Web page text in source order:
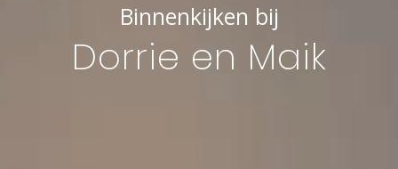
Binnenkijken bij
Dorrie en Maik